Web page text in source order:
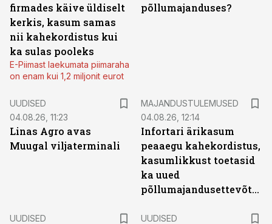
firmades käive üldiselt
kerkis, kasum samas
nii kahekordistus kui
ka sulas pooleks
E-Piimast laekumata piimaraha
on enam kui 1,2 miljonit eurot
põllumajanduses?
UUDISED
04.08.26, 11:23
Linas Agro avas
Muugal viljaterminali
MAJANDUSTULEMUSED
04.08.26, 12:14
Infortari ärikasum
peaaegu kahekordistus,
kasumlikkust toetasid
ka uued
põllumajandusettevõtted
UUDISED
UUDISED